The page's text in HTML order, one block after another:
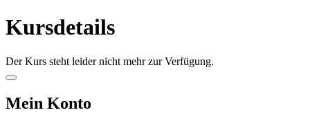
Kursdetails
Der Kurs steht leider nicht mehr zur Verfügung.
Mein Konto